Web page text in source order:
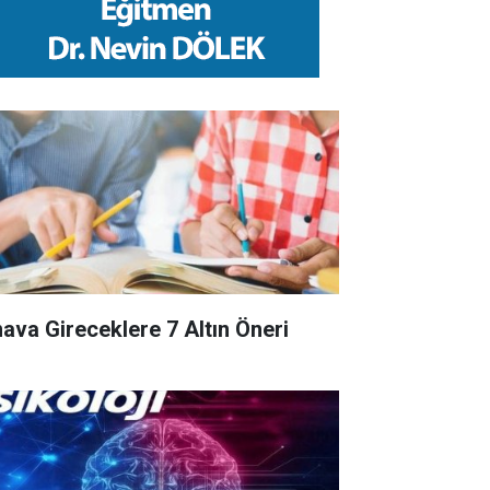
Gireceklere 7 Altın Öneri